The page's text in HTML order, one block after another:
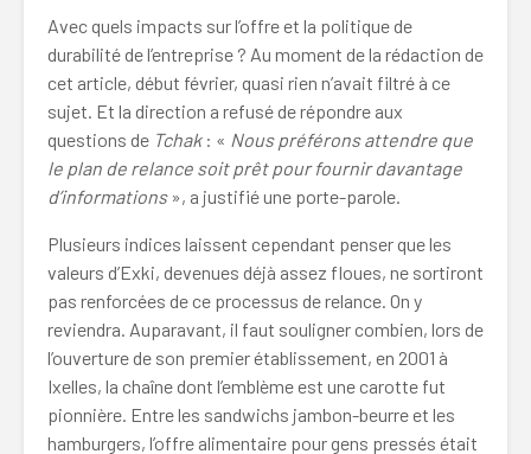
Avec quels impacts sur l’offre et la politique de
durabilité de l’entreprise ? Au moment de la rédaction de
cet article, début février, quasi rien n’avait filtré à ce
sujet. Et la direction a refusé de répondre aux
questions de Tchak: « Nous préférons attendre que
le plan de relance soit prêt pour fournir davantage
d’informations», a justifié une porte-parole.
Plusieurs indices laissent cependant penser que les
valeurs d’Exki, devenues déjà assez floues, ne sortiront
pas renforcées de ce processus de relance. On y
reviendra. Auparavant, il faut souligner combien, lors de
l’ouverture de son premier établissement, en 2001 à
Ixelles, la chaîne dont l’emblème est une carotte fut
pionnière. Entre les sandwichs jambon-beurre et les
hamburgers, l’offre alimentaire pour gens pressés était